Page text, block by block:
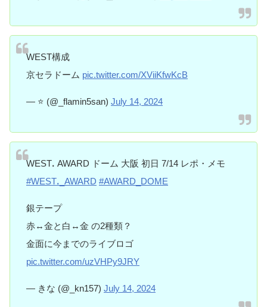
WEST構成
京セラドーム pic.twitter.com/XViiKfwKcB
— ⭐️ (@_flamin5san) July 14, 2024
WESTꓸ AWARD ドーム 大阪 初日 7/14 レポ・メモ
#WESTꓸ_AWARD #AWARD_DOME
銀テープ
赤↔︎金と白↔︎金 の2種類？
金面に今までのライブロゴ
pic.twitter.com/uzVHPy9JRY
— きな (@_kn157) July 14, 2024